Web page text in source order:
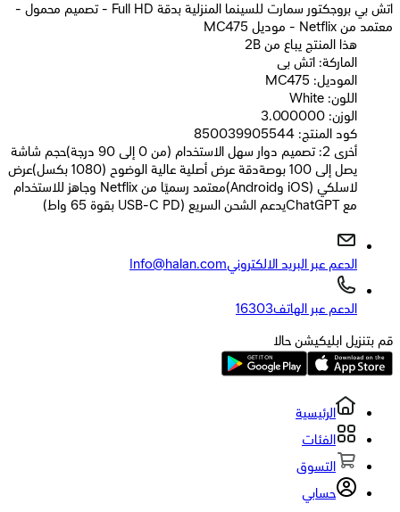
اتش بي بروجكتور سمارت للسينما المنزلية بدقة Full HD - تصميم محمول -
معتمد من Netflix - موديل MC475
2B هذا المنتج يباع من
الماركة: اتش بى
الموديل: MC475
اللون: White
الوزن: 3.000000
كود المنتج: 850039905544
أخرى 2: تصميم دوار سهل الاستخدام (من 0 إلى 90 درجة)حجم شاشة
يصل إلى 100 بوصةدقة عرض أصلية عالية الوضوح (1080 بكسل)عرض
لاسلكي (iOS وAndroid)معتمد رسميًا من Netflix وجاهز للاستخدام
مع ChatGPTيدعم الشحن السريع (USB-C PD بقوة 65 واط)
الدعم عبر البريد الالكترونيInfo@halan.com
الدعم عبر الهاتف16303
قم بتنزيل ابليكيشن حالا
الرئيسية
الفئات
التسوق
حسابي